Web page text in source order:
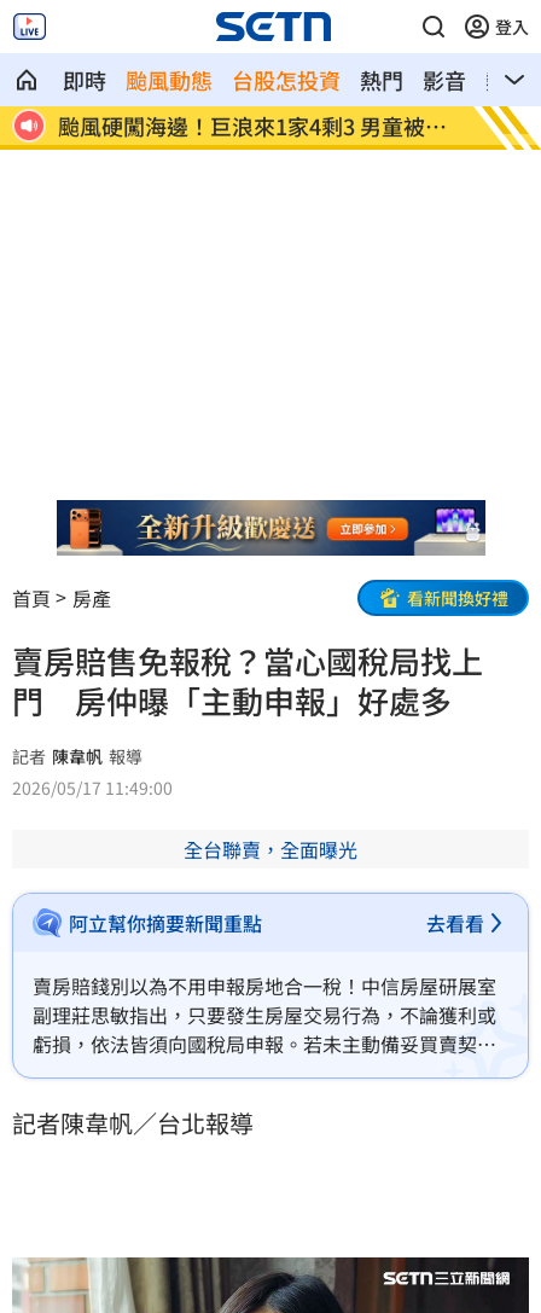
登入
即時 颱風動態 台股怎投資 熱門 影音
熱搜
捲
白海豚逼近強降雨 石門單日狂洩508萬
噸
專家
首頁 房產 看新聞換好禮
賣房賠售免報稅？當心國稅局找上
門 房仲曝「主動申報」好處多
記者 陳韋帆 報導
2026/05/17 11:49:00
全台聯賣，全面曝光
阿立幫你摘要新聞重點 去看看
賣房賠錢別以為不用申報房地合一稅！中信房屋研展室
副理莊思敏指出，只要發生房屋交易行為，不論獲利或
虧損，依法皆須向國稅局申報。若未主動備妥買賣契約
等單據據實申報，國稅局仍會依職權開立應繳稅單，屆
屋買賣的財產交易損失，可於未來3年度內繼續申報扣除
記者陳韋帆／台北報導